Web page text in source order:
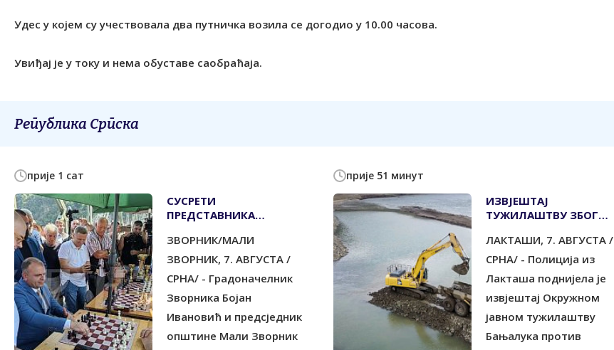
Удес у којем су учествовала два путничка возила се догодио у 10.00 часова.
Увиђај је у току и нема обуставе саобраћаја.
Република Српска
прије 1 сат
СУСРЕТИ
ПРЕДСТАВНИКА
ЗВОРНИКА НА
КРАЉЕВОМ МОСТУ
ЗВОРНИК/МАЛИ
ЗВОРНИК, 7. АВГУСТА /
СРНА/ - Градоначелник
Зворника Бојан
Ивановић и предсједник
општине Мали Зворник
прије 51 минут
ИЗВЈЕШТАЈ
ТУЖИЛАШТВУ ЗБОГ
ЕКСПЛОАТАЦИЈЕ
ШЉУНКА
ЛАКТАШИ, 7. АВГУСТА /
СРНА/ - Полиција из
Лакташа поднијела је
извјештај Окружном
јавном тужилаштву
Бањалука против